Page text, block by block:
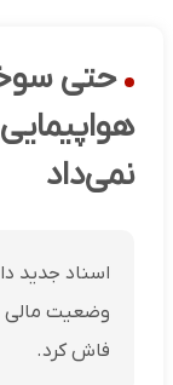
حتی
نمی‌داد
اسناد جدید
وضعیت مالی
فاش کرد.